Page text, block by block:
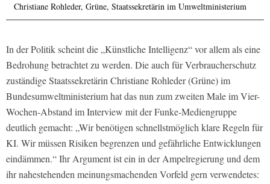
Christiane Rohleder, Grüne, Staatssekretärin im Umweltministerium
In der Politik scheint die „Künstliche Intelligenz“ vor allem als eine
Bedrohung betrachtet zu werden. Die auch für Verbraucherschutz
zuständige Staatssekretärin Christiane Rohleder (Grüne) im
Bundesumweltministerium hat das nun zum zweiten Male im Vier-
Wochen-Abstand im Interview mit der Funke-Mediengruppe
deutlich gemacht: „Wir benötigen schnellstmöglich klare Regeln für
KI. Wir müssen Risiken begrenzen und gefährliche Entwicklungen
eindämmen.“ Ihr Argument ist ein in der Ampelregierung und dem
ihr nahestehenden meinungsmachenden Vorfeld gern verwendetes: